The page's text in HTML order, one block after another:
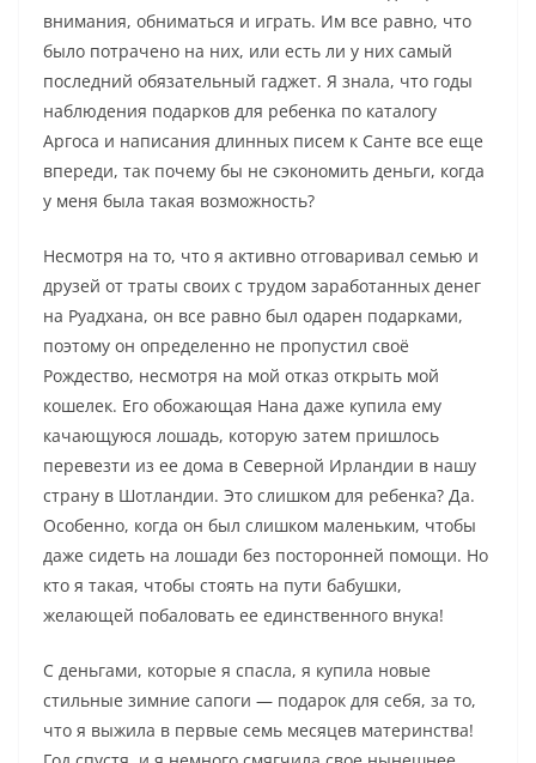
внимания, обниматься и играть. Им все равно, что
было потрачено на них, или есть ли у них самый
последний обязательный гаджет. Я знала, что годы
наблюдения подарков для ребенка по каталогу
Аргоса и написания длинных писем к Санте все еще
впереди, так почему бы не сэкономить деньги, когда
у меня была такая возможность?
Несмотря на то, что я активно отговаривал семью и
друзей от траты своих с трудом заработанных денег
на Руадхана, он все равно был одарен подарками,
поэтому он определенно не пропустил своё
Рождество, несмотря на мой отказ открыть мой
кошелек. Его обожающая Нана даже купила ему
качающуюся лошадь, которую затем пришлось
перевезти из ее дома в Северной Ирландии в нашу
страну в Шотландии. Это слишком для ребенка? Да.
Особенно, когда он был слишком маленьким, чтобы
даже сидеть на лошади без посторонней помощи. Но
кто я такая, чтобы стоять на пути бабушки,
желающей побаловать ее единственного внука!
С деньгами, которые я спасла, я купила новые
стильные зимние сапоги — подарок для себя, за то,
что я выжила в первые семь месяцев материнства!